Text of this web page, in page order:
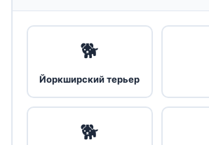
🐕
Йоркширский терьер
🐕